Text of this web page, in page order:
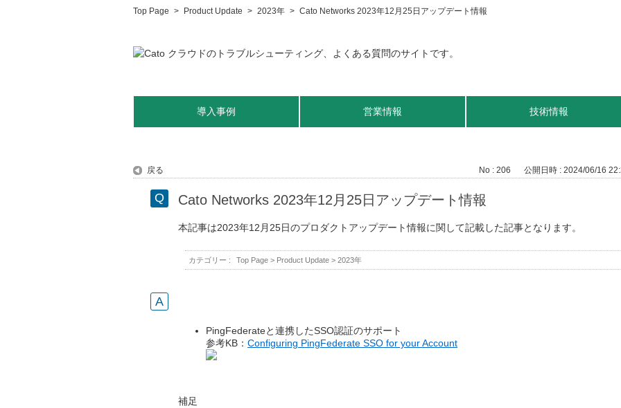
Top Page > Product Update > 2023年 > Cato Networks 2023年12月25日アップデート情報
導入事例 営業情報 技術情報
戻る No : 206 公開日時 : 2024/06/16
Cato Networks 2023年12月25日アップデート情報
本記事は2023年12月25日のプロダクトアップデート情報に関して記載した記事となります。
カテゴリー : Top Page > Product Update > 2023年
PingFederateと連携したSSO認証のサポート
参考KB： Configuring PingFederate SSO for your Account
補足